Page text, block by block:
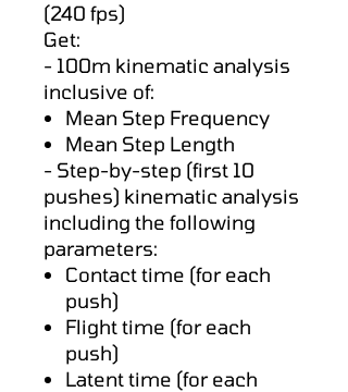
(240 fps)
Get:
- 100m kinematic analysis
inclusive of:
Mean Step Frequency
Mean Step Length
- Step-by-step (first 10
pushes) kinematic analysis
including the following
parameters:
Contact time (for each
push)
Flight time (for each
push)
Latent time (for each